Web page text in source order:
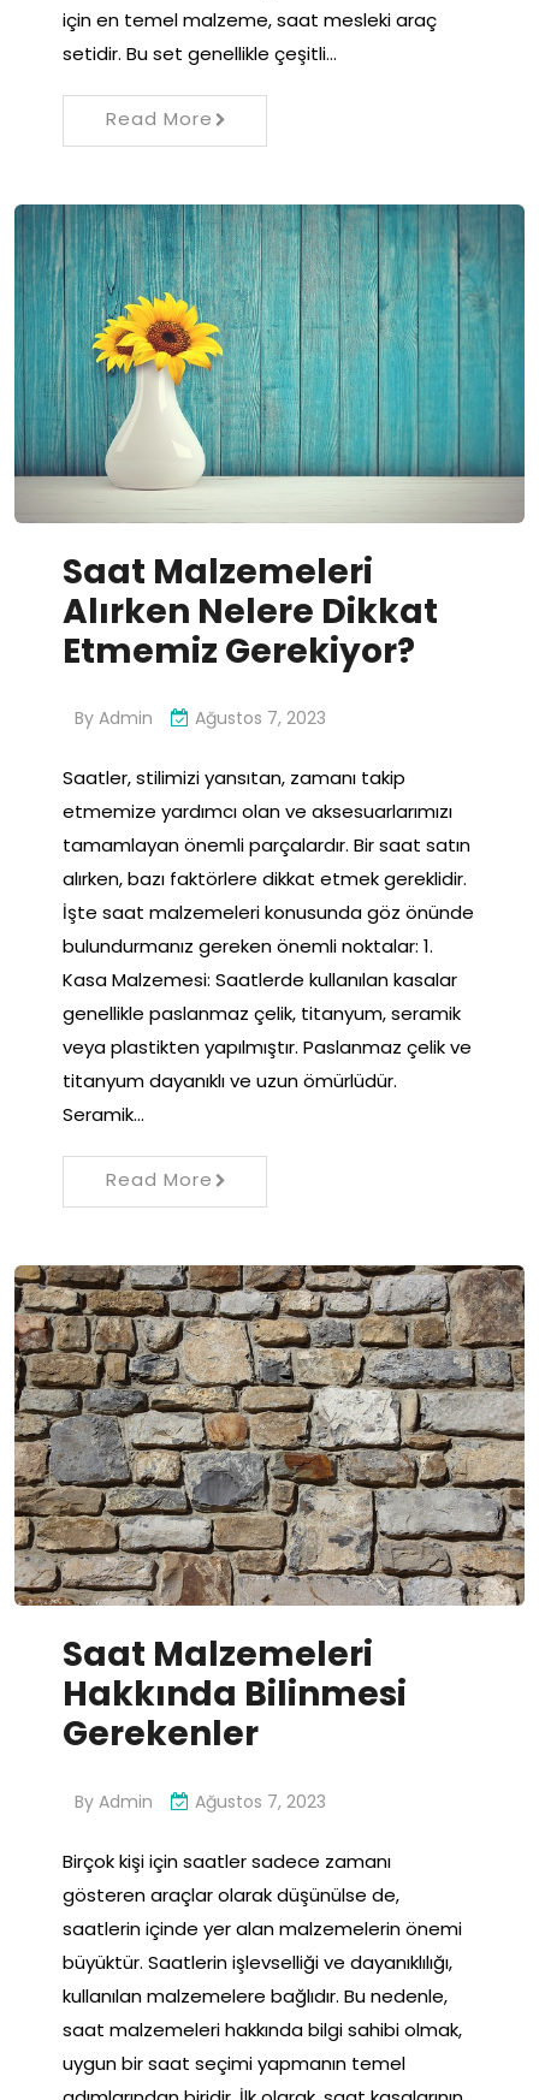
için en temel malzeme, saat mesleki araç
setidir. Bu set genellikle çeşitli…
Read More
Saat Malzemeleri
Alırken Nelere Dikkat
Etmemiz Gerekiyor?
By Admin Ağustos 7, 2023
Saatler, stilimizi yansıtan, zamanı takip
etmemize yardımcı olan ve aksesuarlarımızı
tamamlayan önemli parçalardır. Bir saat satın
alırken, bazı faktörlere dikkat etmek gereklidir.
İşte saat malzemeleri konusunda göz önünde
bulundurmanız gereken önemli noktalar: 1.
Kasa Malzemesi: Saatlerde kullanılan kasalar
genellikle paslanmaz çelik, titanyum, seramik
veya plastikten yapılmıştır. Paslanmaz çelik ve
titanyum dayanıklı ve uzun ömürlüdür.
Seramik…
Read More
Saat Malzemeleri
Hakkında Bilinmesi
Gerekenler
By Admin Ağustos 7, 2023
Birçok kişi için saatler sadece zamanı
gösteren araçlar olarak düşünülse de,
saatlerin içinde yer alan malzemelerin önemi
büyüktür. Saatlerin işlevselliği ve dayanıklılığı,
kullanılan malzemelere bağlıdır. Bu nedenle,
saat malzemeleri hakkında bilgi sahibi olmak,
uygun bir saat seçimi yapmanın temel